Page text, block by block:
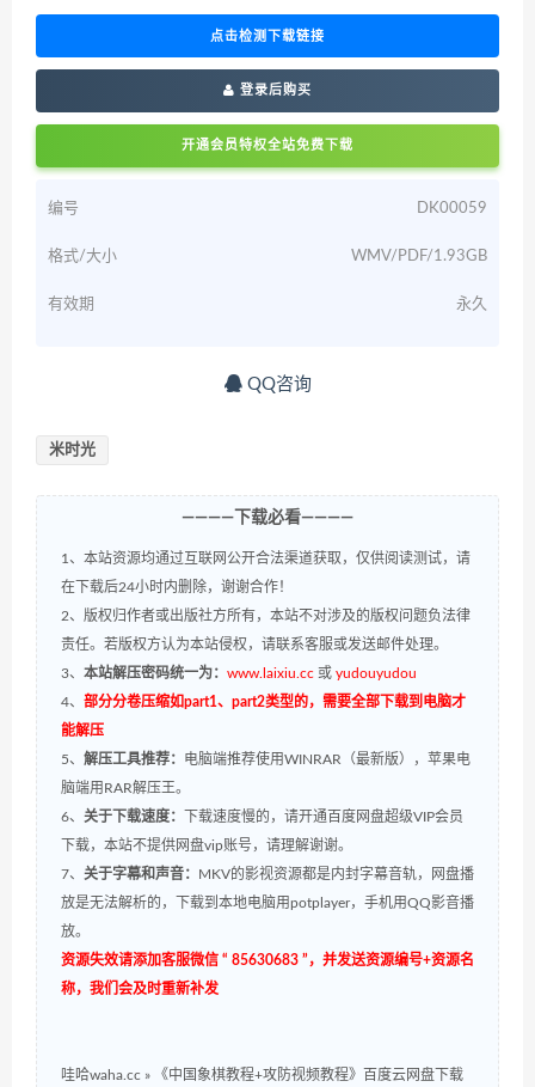
点击检测下载链接
登录后购买
开通会员特权全站免费下载
编号 DK00059
格式/大小 WMV/PDF/1.93GB
有效期 永久
QQ咨询
米时光
————下载必看————
1、本站资源均通过互联网公开合法渠道获取，仅供阅读测试，请
在下载后24小时内删除，谢谢合作！
2、版权归作者或出版社方所有，本站不对涉及的版权问题负法律
责任。若版权方认为本站侵权，请联系客服或发送邮件处理。
3、 本站解压密码统一为： www.laixiu.cc 或 yudouyudou
4、 部分分卷压缩如part1、part2类型的，需要全部下载到电脑才
能解压
5、 解压工具推荐： 电脑端推荐使用WINRAR（最新版），苹果电
脑端用RAR解压王。
6、 关于下载速度：
下载速度慢的，请开通百度网盘超级VIP会员
下载，本站不提供网盘vip账号，请理解谢谢。
7、 关于字幕和声音：
MKV的影视资源都是内封字幕音轨，网盘播
放是无法解析的，下载到本地电脑用potplayer，手机用QQ影音播
放。
资源失效请添加客服微信 “ 85630683 ”，并发送资源编号+资源名
称，我们会及时重新补发
哇哈waha.cc »
《中国象棋教程+攻防视频教程》百度云网盘下载